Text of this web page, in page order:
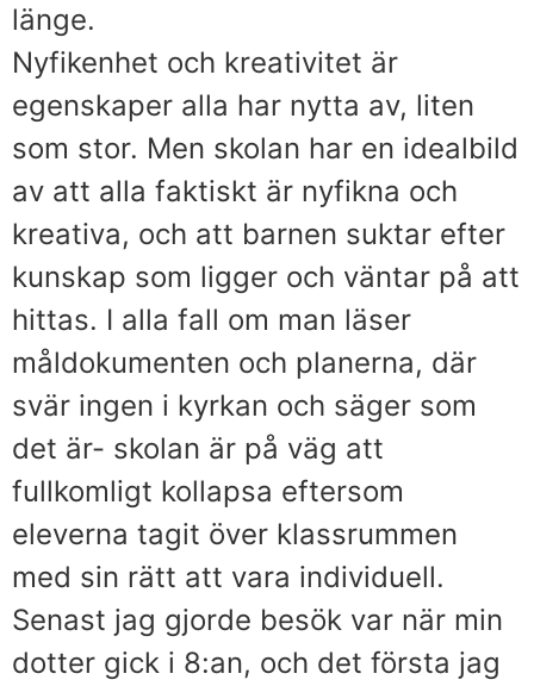
länge.
Nyfikenhet och kreativitet är
egenskaper alla har nytta av, liten
som stor. Men skolan har en idealbild
av att alla faktiskt är nyfikna och
kreativa, och att barnen suktar efter
kunskap som ligger och väntar på att
hittas. I alla fall om man läser
måldokumenten och planerna, där
svär ingen i kyrkan och säger som
det är- skolan är på väg att
fullkomligt kollapsa eftersom
eleverna tagit över klassrummen
med sin rätt att vara individuell.
Senast jag gjorde besök var när min
dotter gick i 8:an, och det första jag